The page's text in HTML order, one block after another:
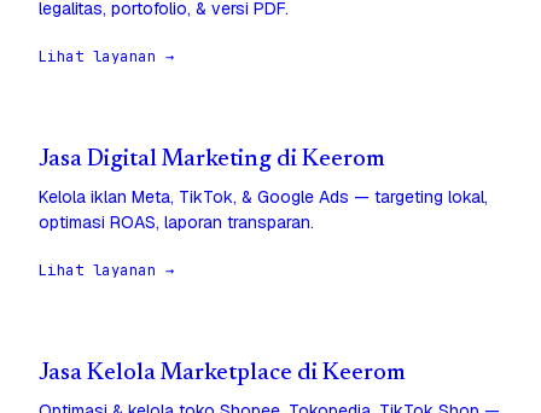
legalitas, portofolio, & versi PDF.
Lihat layanan →
Jasa Digital Marketing di Keerom
Kelola iklan Meta, TikTok, & Google Ads — targeting lokal,
optimasi ROAS, laporan transparan.
Lihat layanan →
Jasa Kelola Marketplace di Keerom